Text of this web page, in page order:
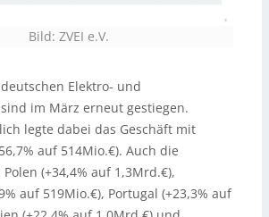
Bild: ZVEI e.V.
Elektro- und
im März erneut gestiegen.
legte dabei das Geschäft mit
auf 514Mio.€). Auch die
(+34,4% auf 1,3Mrd.€),
auf 519Mio.€), Portugal (+23,3% auf